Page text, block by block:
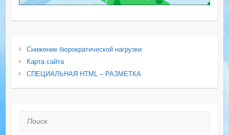
Снижение бюрократической нагрузки
Карта сайта
СПЕЦИАЛЬНАЯ HTML – РАЗМЕТКА
Поиск